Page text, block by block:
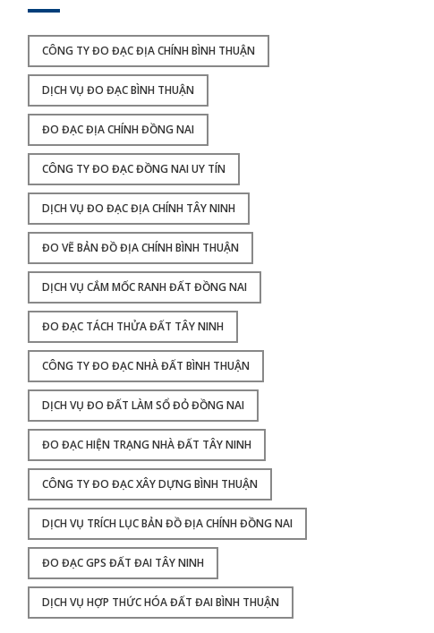
CÔNG TY ĐO ĐẠC ĐỊA CHÍNH BÌNH THUẬN
DỊCH VỤ ĐO ĐẠC BÌNH THUẬN
ĐO ĐẠC ĐỊA CHÍNH ĐỒNG NAI
CÔNG TY ĐO ĐẠC ĐỒNG NAI UY TÍN
DỊCH VỤ ĐO ĐẠC ĐỊA CHÍNH TÂY NINH
ĐO VẼ BẢN ĐỒ ĐỊA CHÍNH BÌNH THUẬN
DỊCH VỤ CẮM MỐC RANH ĐẤT ĐỒNG NAI
ĐO ĐẠC TÁCH THỬA ĐẤT TÂY NINH
CÔNG TY ĐO ĐẠC NHÀ ĐẤT BÌNH THUẬN
DỊCH VỤ ĐO ĐẤT LÀM SỔ ĐỎ ĐỒNG NAI
ĐO ĐẠC HIỆN TRẠNG NHÀ ĐẤT TÂY NINH
CÔNG TY ĐO ĐẠC XÂY DỰNG BÌNH THUẬN
DỊCH VỤ TRÍCH LỤC BẢN ĐỒ ĐỊA CHÍNH ĐỒNG NAI
ĐO ĐẠC GPS ĐẤT ĐAI TÂY NINH
DỊCH VỤ HỢP THỨC HÓA ĐẤT ĐAI BÌNH THUẬN